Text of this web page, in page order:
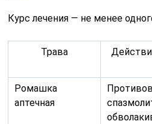
Курс лечения — не менее
Трава
Ромашка
аптечная